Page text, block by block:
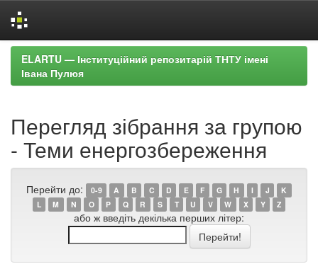
Skip
navigation
ELARTU — Інституційний репозитарій ТНТУ імені
Івана Пулюя
Перегляд зібрання за групою
- Теми енергозбереження
Перейти до: 0-9 A B C D E F G H I J
K
L
M N O P Q R S T U V W X Y Z
або ж введіть декілька перших літер: